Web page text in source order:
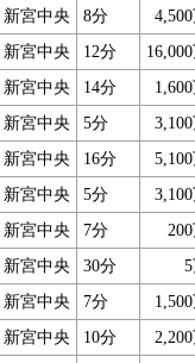
新宮中央 8分
新宮中央 12分
新宮中央 14分
新宮中央 5分
新宮中央 16分
新宮中央 5分
新宮中央 7分
新宮中央 30分
新宮中央 7分
新宮中央 10分